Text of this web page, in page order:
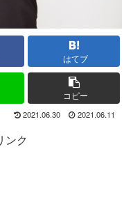
はてブ
コピー
2021.06.30 2021.06.11
ンク